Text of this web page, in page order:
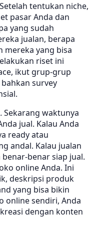
tentukan niche,
pasar Anda dan
yang sudah
jualan, berapa
mereka yang bisa
riset ini
ikut grup-grup
survey
Sekarang waktunya
jual. Kalau Anda
ready atau
andal. Kalau jualan
benar siap jual.
online Anda. Ini
deskripsi produk
yang bisa bikin
online sendiri, Anda
dengan konten